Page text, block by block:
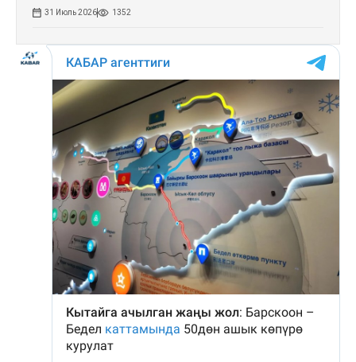
31 Июль 2026 1352